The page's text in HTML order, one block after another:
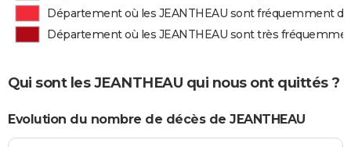
Département où les JEANTHEAU sont fréquemment
Département où les JEANTHEAU sont très
Qui sont les JEANTHEAU qui nous ont quittés ?
Evolution du nombre de décès de JEANTHEAU